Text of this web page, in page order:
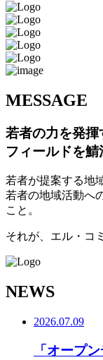
MESSAGE
若者の力を発揮
フィールドを鯖
若者が提案する地
若者の地域活動へ
こと。
それが、エル・コ
NEWS
2026.07.09
「オープ